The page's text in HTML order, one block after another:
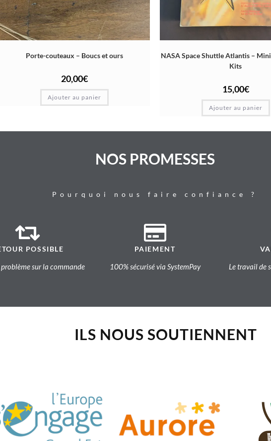
Porte-couteaux – Boucs et ours
20,00€
Ajouter au panier
NASA Space Shuttle Atlantis –
Kits
15,00€
Ajouter au panier
NOS PROMESSES
Pourquoi nous faire confiance ?
POSSIBLE
problème sur la commande
PAIEMENT
100% sécurisé via SystemPay Le travail de
ILS NOUS SOUTIENNENT